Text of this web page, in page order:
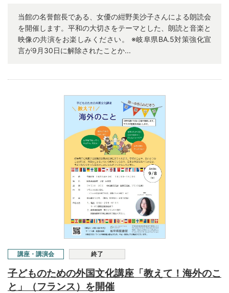
当館の名誉館長である、女優の紺野美沙子さんによる朗読会
を開催します。平和の大切さをテーマとした、朗読と音楽と
映像の共演をお楽しみください。 ※岐阜県BA.5対策強化宣
言が9月30日に解除されたことか...
講座・講演会 終了
子どものための外国文化講座「教えて！海外のこ
と」（フランス）を開催